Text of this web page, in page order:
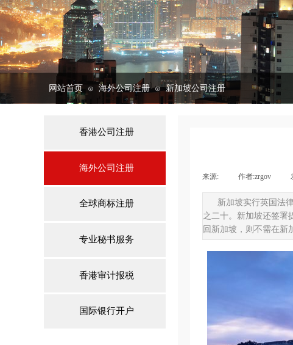
网站首页 ⊙ 海外公司注册 ⊙ 新加坡公司注册
香港公司注册
海外公司注册
全球商标注册
专业秘书服务
香港审计报税
国际银行开户
来源: 作者:zrgov
新加坡实行英国法
之二十。新加坡还签署
回新加坡，则不需在新